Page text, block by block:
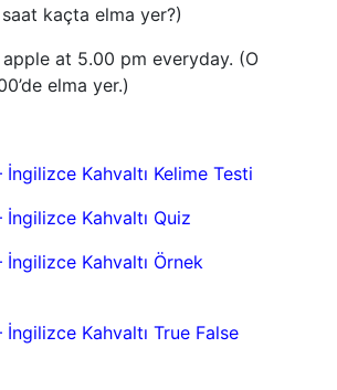
kaçta elma yer?)
apple at 5.00 pm everyday. (O
elma yer.)
İngilizce Kahvaltı Kelime Testi
İngilizce Kahvaltı Quiz
İngilizce Kahvaltı Örnek
İngilizce Kahvaltı True False